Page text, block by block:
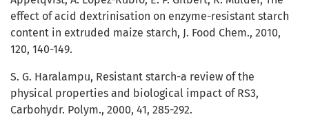
effect of acid dextrinisation on enzyme-resistant starch
content in extruded maize starch, J. Food Chem., 2010,
120, 140-149.
S. G. Haralampu, Resistant starch-a review of the
physical properties and biological impact of RS3,
Carbohydr. Polym., 2000, 41, 285-292.